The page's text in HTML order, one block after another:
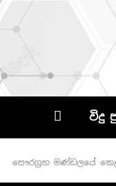
විදු
සෞරග්‍රහ මණ්ඩලයේ